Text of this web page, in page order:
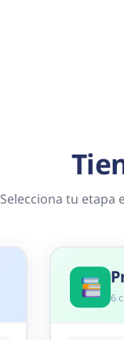
Selecciona tu etapa
6